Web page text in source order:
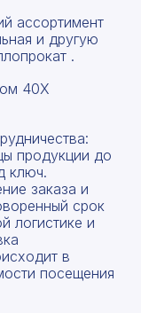
ассортимент
и другую
.
40Х
продукции до
ключ.
заказа и
срок
логистике и
в
посещения